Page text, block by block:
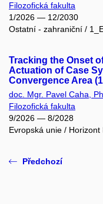
Filozofická fakulta
1/2026 — 12/2030
Ostatní - zahraniční /
Tracking the Onset
Actuation of Case
Convergence Area
doc. Mgr. Pavel Caha,
Filozofická fakulta
9/2026 — 8/2028
Evropská unie / Horizont
Předchozí